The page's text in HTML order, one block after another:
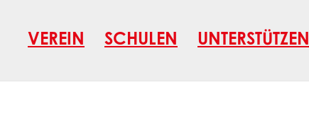
VEREIN SCHULEN UNTERSTÜTZEN